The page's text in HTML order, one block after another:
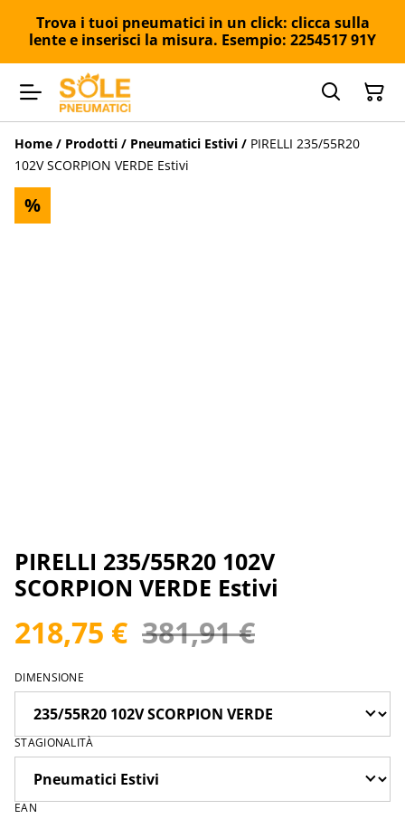
Trova i tuoi pneumatici in un click: clicca sulla
lente e inserisci la misura. Esempio: 2254517 91Y
Home / Prodotti / Pneumatici Estivi / PIRELLI 235/55R20
102V SCORPION VERDE Estivi
%
PIRELLI 235/55R20 102V
SCORPION VERDE Estivi
218,75 € 381,91 €
DIMENSIONE
STAGIONALITÀ
EAN